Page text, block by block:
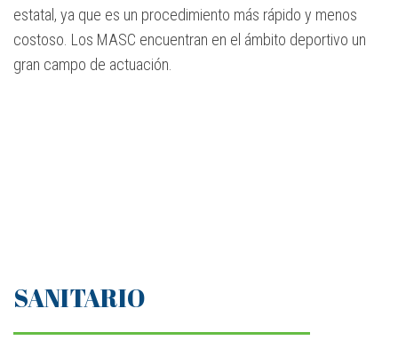
estatal, ya que es un procedimiento más rápido y menos
costoso. Los MASC encuentran en el ámbito deportivo un
gran campo de actuación.
SANITARIO